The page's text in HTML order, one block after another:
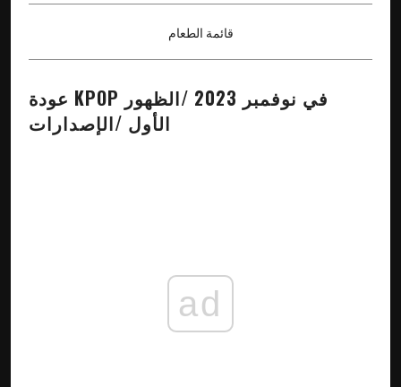
قائمة الطعام
×
عودة KPOP في نوفمبر 2023 /الظهور
الأول /الإصدارات
ad